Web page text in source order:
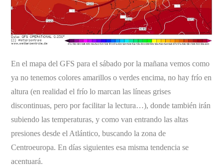
En el mapa del GFS para el sábado por la mañana vemos como
ya no tenemos colores amarillos o verdes encima, no hay frío en
altura (en realidad el frío lo marcan las líneas grises
discontinuas, pero por facilitar la lectura…), donde también irán
subiendo las temperaturas, y como van entrando las altas
presiones desde el Atlántico, buscando la zona de
Centroeuropa. En días siguientes esa misma tendencia se
acentuará.